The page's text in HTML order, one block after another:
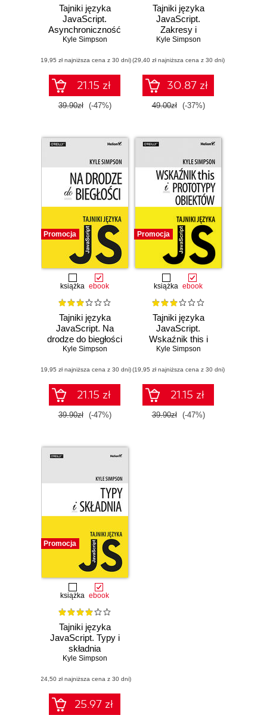
Tajniki języka
JavaScript.
Asynchroniczność
i wydajność
Kyle Simpson
(19,95 zł najniższa cena z 30 dni)
21.15 zł
39.90zł (-47%)
Tajniki języka
JavaScript.
Zakresy i
domknięcia
Kyle Simpson
(29,40 zł najniższa cena z 30 dni)
30.87 zł
49.00zł (-37%)
Promocja
książka ebook
Tajniki języka
JavaScript. Na
drodze do biegłości
Kyle Simpson
(19,95 zł najniższa cena z 30 dni)
21.15 zł
39.90zł (-47%)
Promocja
książka ebook
Tajniki języka
JavaScript.
Wskaźnik this i
prototypy obiektów
Kyle Simpson
(19,95 zł najniższa cena z 30 dni)
21.15 zł
39.90zł (-47%)
Promocja
książka ebook
Tajniki języka
JavaScript. Typy i
składnia
Kyle Simpson
(24,50 zł najniższa cena z 30 dni)
25.97 zł